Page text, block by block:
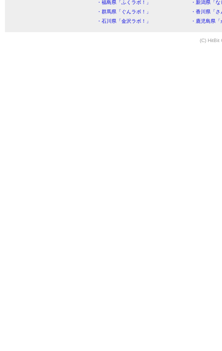
・福島県「ふくラボ！」
・新潟県「
・群馬県「ぐんラボ！」
・香川県「
・石川県「金沢ラボ！」
・鹿児島県
(C) HitBit